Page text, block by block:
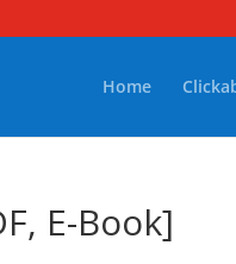
Home
E-Book]